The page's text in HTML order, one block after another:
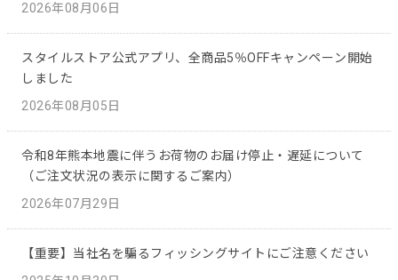
2026年08月06日
スタイルストア公式アプリ、全商品5％OFFキャンペーン開始
しました
2026年08月05日
令和8年熊本地震に伴うお荷物のお届け停止・遅延について
（ご注文状況の表示に関するご案内）
2026年07月29日
【重要】当社名を騙るフィッシングサイトにご注意ください